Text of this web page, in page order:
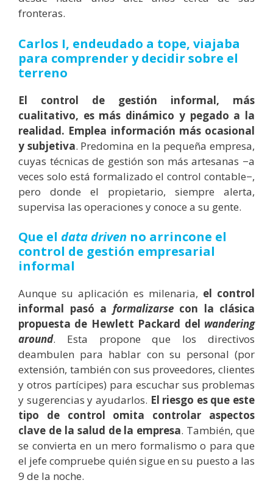
fronteras.
Carlos I, endeudado a tope, viajaba
para comprender y decidir sobre el
terreno
El control de gestión informal, más
cualitativo, es más dinámico y pegado a la
realidad. Emplea información más ocasional
y subjetiva. Predomina en la pequeña empresa,
cuyas técnicas de gestión son más artesanas −a
veces solo está formalizado el control contable−,
pero donde el propietario, siempre alerta,
supervisa las operaciones y conoce a su gente.
Que el data driven no arrincone el
control de gestión empresarial
informal
Aunque su aplicación es milenaria, el control
informal pasó a formalizarsecon la clásica
propuesta de Hewlett Packard del wandering
around. Esta propone que los directivos
deambulen para hablar con su personal (por
extensión, también con sus proveedores, clientes
y otros partícipes) para escuchar sus problemas
y sugerencias y ayudarlos. El riesgo es que este
tipo de control omita controlar aspectos
clave de la salud de la empresa. También, que
se convierta en un mero formalismo o para que
el jefe compruebe quién sigue en su puesto a las
9 de la noche.